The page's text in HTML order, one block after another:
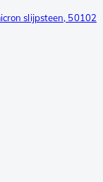
slijpsteen, 50102